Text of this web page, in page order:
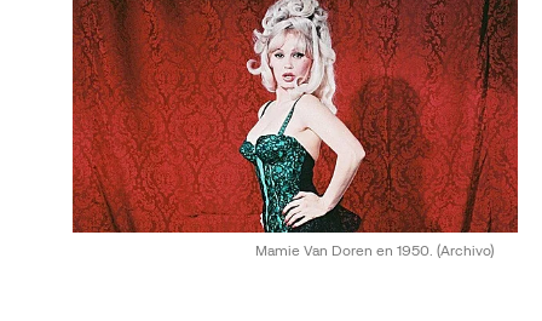
Mamie Van Doren en 1950. (Archivo)